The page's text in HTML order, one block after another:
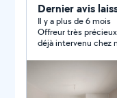
tapisserie Aide et soutien à la conduite Travaux
d'entretien des espaces verts
voiture Montage et installation d'étagères J'oublie
d'autres
N'hésitez pas à
ponctuel,
Dernier avis
Il y a plus de 6 mois
Offreur très
déjà intervenu chez
beaucoup de